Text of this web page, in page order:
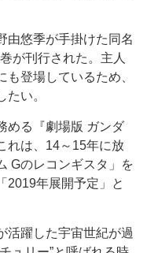
悠季が手掛けた同名
が刊行された。主人
登場しているため、
い。
める『劇場版 ガンダ
れは、14～15年に放
Gのレコンギスタ」を
2019年展開予定」と
躍した宇宙世紀が過